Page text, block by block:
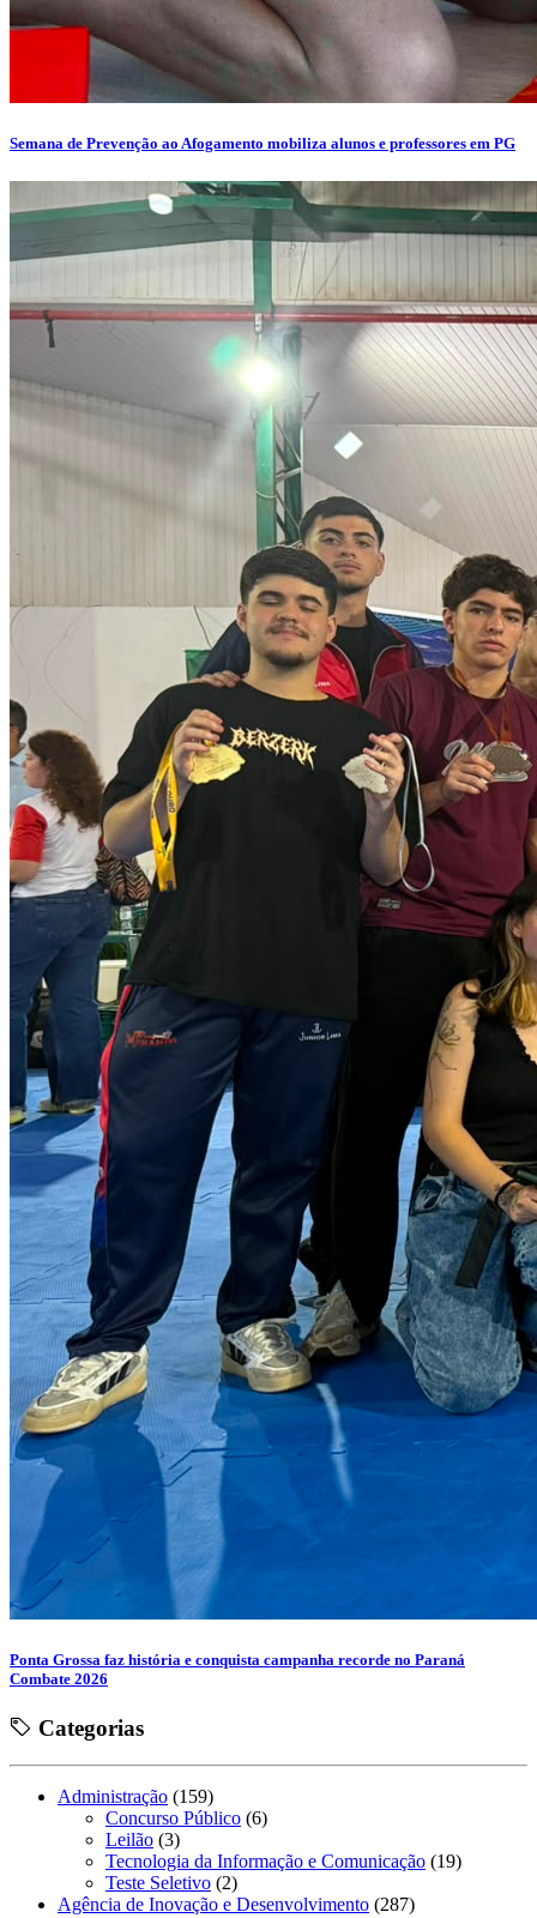
Semana de Prevenção ao Afogamento mobiliza alunos e professores em PG
Ponta Grossa faz história e conquista campanha recorde no Paraná
Combate 2026
Categorias
Administração (159)
Concurso Público (6)
Leilão (3)
Tecnologia da Informação e Comunicação (19)
Teste Seletivo (2)
Agência de Inovação e Desenvolvimento (287)